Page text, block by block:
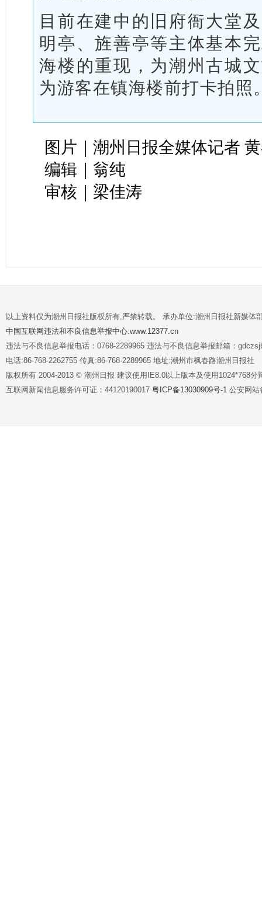
目前在建中的旧府衙大堂
明亭、旌善亭等主体基本
海楼的重现，为潮州古城
为游客在镇海楼前打卡拍照
图片｜潮州日报全媒体记者
编辑｜翁纯
审核｜梁佳涛
以上资料仅为潮州日报社版权所有,严禁转载。 承办单位:潮州日报社新媒体
中国互联网违法和不良信息举报中心:www.12377.cn
违法与不良信息举报电话：0768-2289965 违法与不良信息举报邮箱：
电话:86-768-2262755 传真:86-768-2289965 地址:潮州市枫春路潮州日报社
版权所有 2004-2013 © 潮州日报 建议使用IE8.0以上版本及使用1024*768分
互联网新闻信息服务许可证：44120190017 粤ICP备13030909号-1 公安网站